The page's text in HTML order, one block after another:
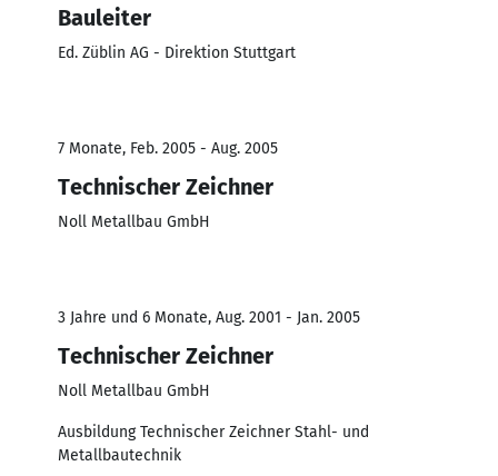
Bauleiter
Ed. Züblin AG - Direktion Stuttgart
7 Monate, Feb. 2005 - Aug. 2005
Technischer Zeichner
Noll Metallbau GmbH
3 Jahre und 6 Monate, Aug. 2001 - Jan. 2005
Technischer Zeichner
Noll Metallbau GmbH
Ausbildung Technischer Zeichner Stahl- und
Metallbautechnik